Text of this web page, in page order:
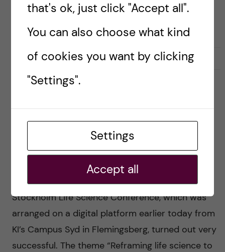
över oss alla och den senaste utvecklingen när
det […]
2022-01-10 0
Reframing life science to build
back better: Stockholm Life
Science Conference 2021
Ole Petter Ottersen
Stockholm Life Science Conference, which was
arranged on a digital platform earlier today from
KI’s Campus Syd in Flemingsberg, turned out very
successful. The theme “Reframing life science to
that's ok, just click "Accept all".
You can also choose what kind
of cookies you want by clicking
"Settings".
Settings
Accept all